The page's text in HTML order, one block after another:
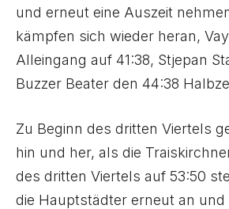
und erneut eine Auszeit
kämpfen sich wieder heran,
Alleingang auf 41:38, Stjepan
Buzzer Beater den 44:38
Zu Beginn des dritten Viertels
hin und her, als die
des dritten Viertels auf 53:50
die Hauptstädter erneut an und